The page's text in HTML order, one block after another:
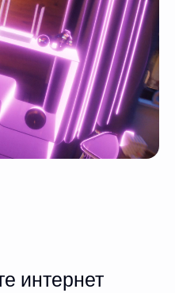
интернет